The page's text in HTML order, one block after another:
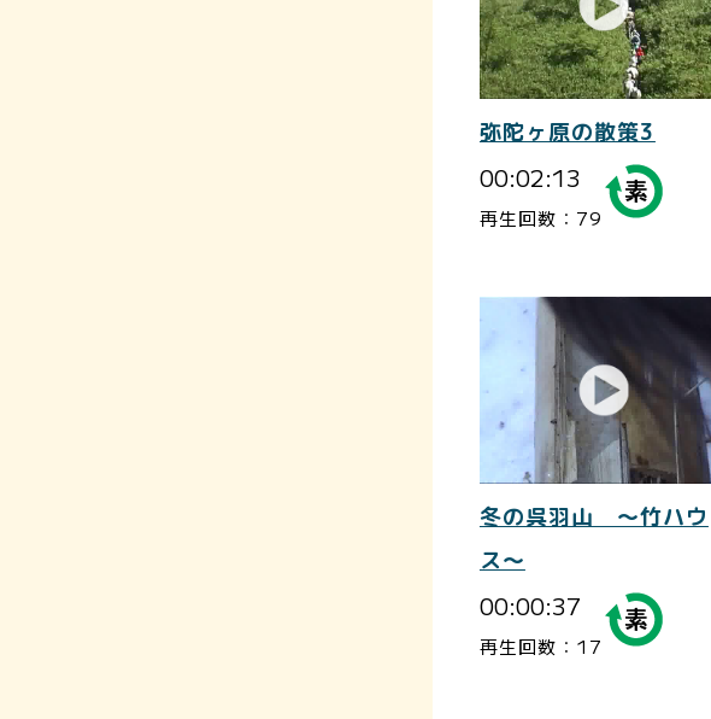
弥陀ヶ原の散策3
00:02:13
再生回数：79
冬の呉羽山 ～竹ハウ
ス～
00:00:37
再生回数：17